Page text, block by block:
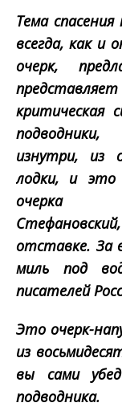
Тема
всегда, как и
очерк,
критическая
подводники,
изнутри, из
лодки, и это
очерка
отставке. За
миль под
писателей
Это очерк­-
из
вы сами
подводника.